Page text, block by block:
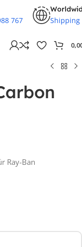
767 Shipping
Ray-Ban